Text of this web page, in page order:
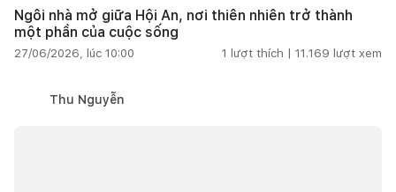
Ngôi nhà mở giữa Hội An, nơi thiên nhiên trở thành
một phần của cuộc sống
27/06/2026, lúc 10:00 1 lượt thích | 11.169 lượt xem
Thu Nguyễn